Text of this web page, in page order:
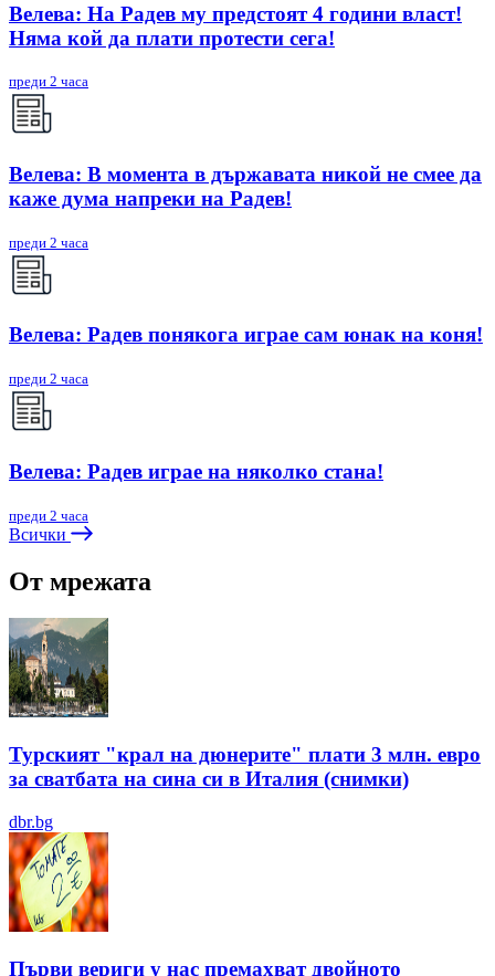
Велева: На Радев му предстоят 4 години власт!
Няма кой да плати протести сега!
преди 2 часа
Велева: В момента в държавата никой не смее да
каже дума напреки на Радев!
преди 2 часа
Велева: Радев понякога играе сам юнак на коня!
преди 2 часа
Велева: Радев играе на няколко стана!
преди 2 часа
Всички
От мрежата
Турският "крал на дюнерите" плати 3 млн. евро
за сватбата на сина си в Италия (снимки)
dbr.bg
Първи вериги у нас премахват двойното